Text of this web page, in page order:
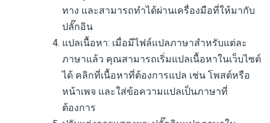
ทาง และสามารถทำได้ผ่านเครื่องมือที่ให้มากับ
ปลั๊กอิน
แปลเนื้อหา: เมื่อมีไฟล์แปลภาษาสำหรับแต่ละ
ภาษาแล้ว คุณสามารถเริ่มแปลเนื้อหาในเว็บไซต์
ได้ คลิกที่เนื้อหาที่ต้องการแปล เช่น โพสต์หรือ
หน้าเพจ และใส่ข้อความแปลเป็นภาษาที่
ต้องการ